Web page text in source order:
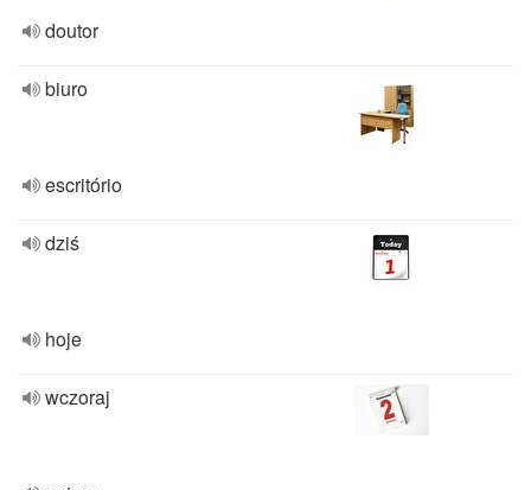
doutor
biuro
escritório
dziś
hoje
wczoraj